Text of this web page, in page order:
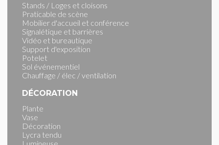
Stands / Loges et cloisons
Praticable de scène
Mobilier d'accueil et conférence
Signalétique et barrières
Vidéo et bureautique
Support d'exposition
Potelet
Sol événementiel
Chauffage / élec / ventilation
DÉCORATION
Plante
Vase
Décoration
Lycra tendu